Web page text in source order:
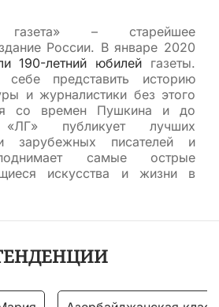
газета» – старейшее
России. В январе 2020
190-летний юбилей газеты.
себе представить историю
и журналистики без этого
со времен Пушкина и до
публикует лучших
зарубежных писателей и
самые острые
искусства и жизни в